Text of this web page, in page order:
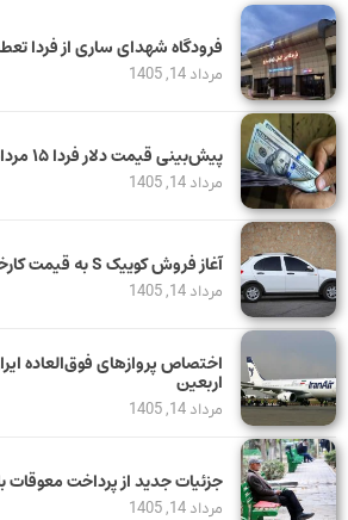
فرودگاه شهدای ساری از فردا
مرداد 14, 1405
پیش‌بینی قیمت دلار فردا ۱۵ مرداد ۱۴۰۵
مرداد 14, 1405
آغاز فروش کوییک S به قیمت کارخانه
مرداد 14, 1405
اختصاص پروازهای فوق‌العاده
اربعین
مرداد 14, 1405
جزئیات جدید از پرداخت معوقات
مرداد 14, 1405